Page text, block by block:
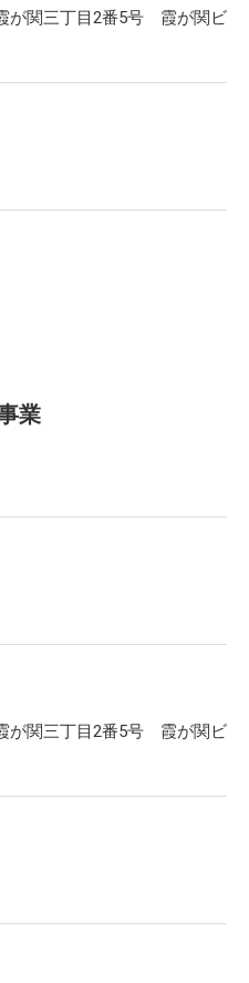
が関三丁目2番5号 霞が関ビ
業
が関三丁目2番5号 霞が関ビ